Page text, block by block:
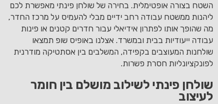
השטח בצורה אופטימלית. בחירה של שולחן פינתי מאפשרת לכם
ליהנות ממשטח עבודה רחב ידיים מבלי להעמיס על מרכז החדר,
מה שהופך אותו לפתרון אידיאלי עבור חדרים קטנים או פינות
עבודה ייעודיות בבית ובמשרד. אצלנו באופיס שופ תמצאו
שולחנות המעוצבים בקפידה, המשלבים בין אסתטיקה מודרנית
לפונקציונליות חסרת פשרות.
שולחן פינתי לשילוב מושלם בין חומר
לעיצוב